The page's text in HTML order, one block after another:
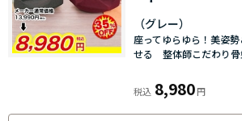
（グレー）
座ってゆらゆら！美姿
せる 整体師こだわり骨
8,980